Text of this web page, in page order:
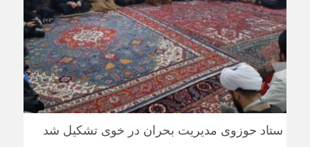
ستاد حوزوی مدیریت بحران در خوی تشکیل شد